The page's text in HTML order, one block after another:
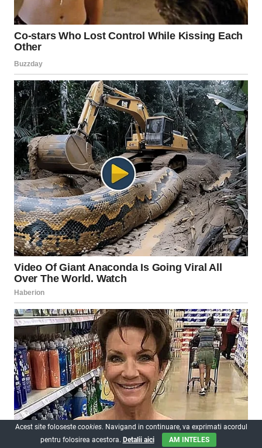
Acest site foloseste cookies. Navigand in continuare, va exprimati acordul
pentru folosirea acestora. Detalii aici AM INTELES